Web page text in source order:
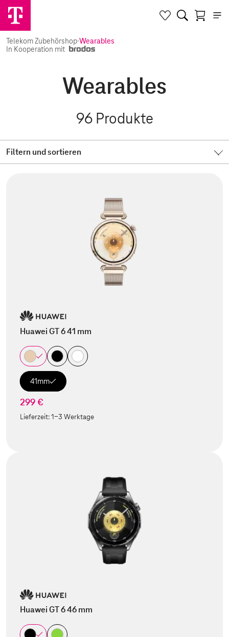
Telekom Zubehörshop·Wearables
In Kooperation mit
Wearables
96 Produkte
Filtern und sortieren
Huawei GT 6 41 mm
41mm
299 €
Lieferzeit:1-3 Werktage
Huawei GT 6 46 mm